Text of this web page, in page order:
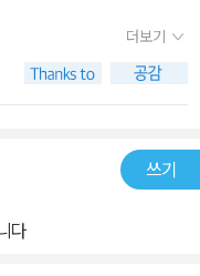
더보기
쓰기
다